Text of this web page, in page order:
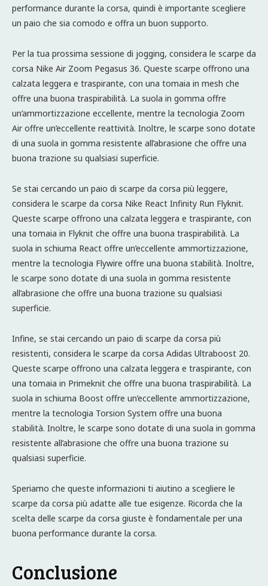
performance durante la corsa, quindi è importante scegliere
un paio che sia comodo e offra un buon supporto.
Per la tua prossima sessione di jogging, considera le scarpe da
corsa Nike Air Zoom Pegasus 36. Queste scarpe offrono una
calzata leggera e traspirante, con una tomaia in mesh che
offre una buona traspirabilità. La suola in gomma offre
un’ammortizzazione eccellente, mentre la tecnologia Zoom
Air offre un’eccellente reattività. Inoltre, le scarpe sono dotate
di una suola in gomma resistente all’abrasione che offre una
buona trazione su qualsiasi superficie.
Se stai cercando un paio di scarpe da corsa più leggere,
considera le scarpe da corsa Nike React Infinity Run Flyknit.
Queste scarpe offrono una calzata leggera e traspirante, con
una tomaia in Flyknit che offre una buona traspirabilità. La
suola in schiuma React offre un’eccellente ammortizzazione,
mentre la tecnologia Flywire offre una buona stabilità. Inoltre,
le scarpe sono dotate di una suola in gomma resistente
all’abrasione che offre una buona trazione su qualsiasi
superficie.
Infine, se stai cercando un paio di scarpe da corsa più
resistenti, considera le scarpe da corsa Adidas Ultraboost 20.
Queste scarpe offrono una calzata leggera e traspirante, con
una tomaia in Primeknit che offre una buona traspirabilità. La
suola in schiuma Boost offre un’eccellente ammortizzazione,
mentre la tecnologia Torsion System offre una buona
stabilità. Inoltre, le scarpe sono dotate di una suola in gomma
resistente all’abrasione che offre una buona trazione su
qualsiasi superficie.
Speriamo che queste informazioni ti aiutino a scegliere le
scarpe da corsa più adatte alle tue esigenze. Ricorda che la
scelta delle scarpe da corsa giuste è fondamentale per una
buona performance durante la corsa.
Conclusione